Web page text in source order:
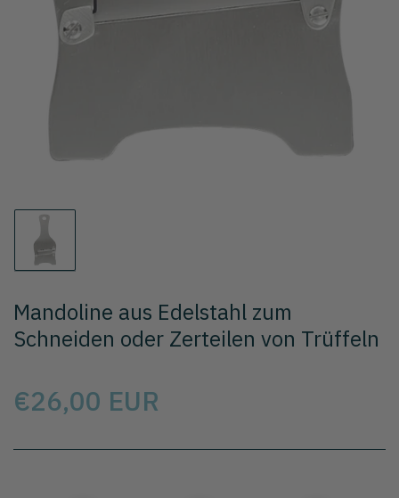
Lade
das
in
Galerie
Mandoline aus Edelstahl zum
Schneiden oder Zerteilen von Trüffeln
Preis
€26,00 EUR